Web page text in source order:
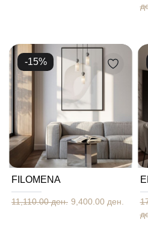
-15%
FILOMENA
11,110.00 ден. 9,400.00 ден.